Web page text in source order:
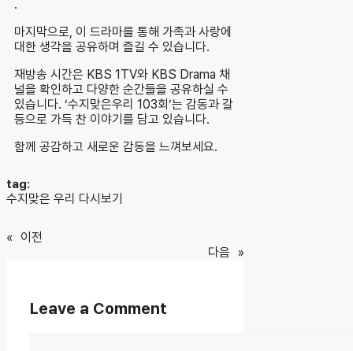
.
마지막으로, 이 드라마를 통해 가족과 사랑에
대한 생각을 공유하며 즐길 수 있습니다.
재방송 시간은 KBS 1TV와 KBS Drama 채
널을 확인하고 다양한 순간들을 공유하실 수
있습니다. ‘수지맞은우리 103회’는 감동과 갈
등으로 가득 찬 이야기를 담고 있습니다.
함께 공감하고 새로운 감동을 느껴보세요.
tag:
수지맞은 우리 다시보기
« 이전
다음 »
Leave a Comment